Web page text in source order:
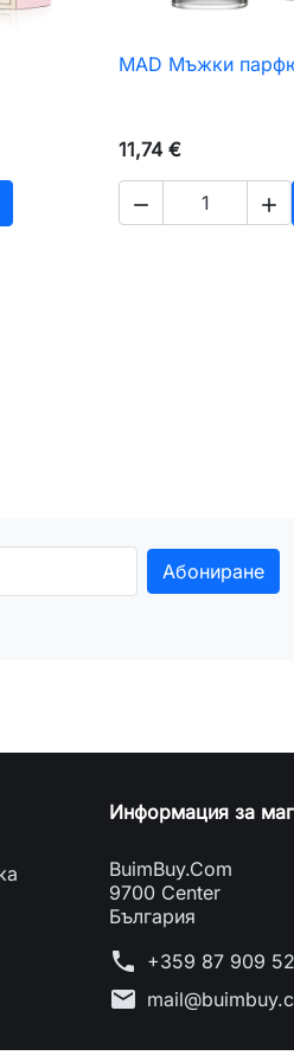
към количката
 Бърз
MAD Мъжки
11,74 €
 
Информация за
BuimBuy.Com
9700 Center
България
phone +359 87 909
mail